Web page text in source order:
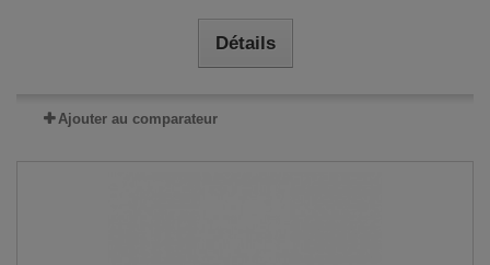
Détails
Ajouter au comparateur